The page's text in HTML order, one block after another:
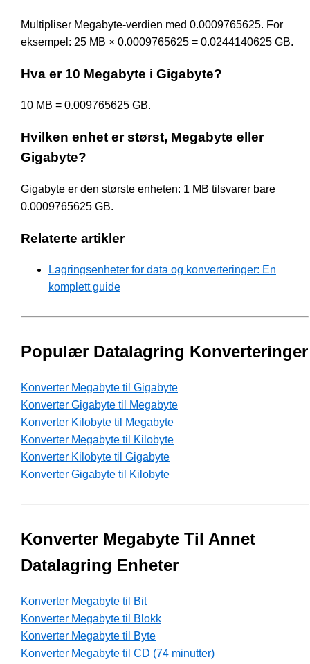
Multipliser Megabyte-verdien med 0.0009765625. For
eksempel: 25 MB × 0.0009765625 = 0.0244140625 GB.
Hva er 10 Megabyte i Gigabyte?
10 MB = 0.009765625 GB.
Hvilken enhet er størst, Megabyte eller
Gigabyte?
Gigabyte er den største enheten: 1 MB tilsvarer bare
0.0009765625 GB.
Relaterte artikler
Lagringsenheter for data og konverteringer: En
komplett guide
Populær Datalagring Konverteringer
Konverter Megabyte til Gigabyte
Konverter Gigabyte til Megabyte
Konverter Kilobyte til Megabyte
Konverter Megabyte til Kilobyte
Konverter Kilobyte til Gigabyte
Konverter Gigabyte til Kilobyte
Konverter Megabyte Til Annet
Datalagring Enheter
Konverter Megabyte til Bit
Konverter Megabyte til Blokk
Konverter Megabyte til Byte
Konverter Megabyte til CD (74 minutter)